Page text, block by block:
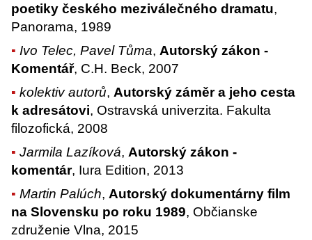
poetiky českého meziválečného dramatu,
Panorama, 1989
Ivo Telec, Pavel Tůma, Autorský zákon -
Komentář, C.H. Beck, 2007
kolektiv autorů, Autorský záměr a jeho cesta
k adresátovi, Ostravská univerzita. Fakulta
filozofická, 2008
Jarmila Lazíková, Autorský zákon -
komentár, Iura Edition, 2013
Martin Palúch, Autorský dokumentárny film
na Slovensku po roku 1989, Občianske
združenie Vlna, 2015